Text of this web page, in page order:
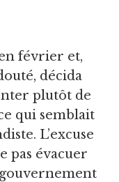
février et,
décida
plutôt de
qui semblait
L’excuse
pas évacuer